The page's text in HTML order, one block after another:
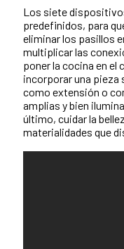
Los siete
predefinidos, para
eliminar los pasillos
multiplicar las
poner la cocina en el
incorporar una pieza
como extensión o
amplias y bien
último, cuidar la
materialidades que